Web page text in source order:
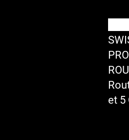
et 5